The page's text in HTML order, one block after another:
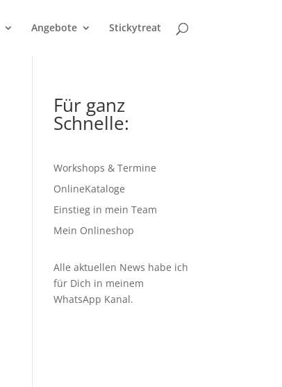
Angebote Stickytreat
Für ganz
Schnelle:
Workshops & Termine
OnlineKataloge
Einstieg in mein Team
Mein Onlineshop
Alle aktuellen News habe ich
für Dich in meinem
WhatsApp Kanal.